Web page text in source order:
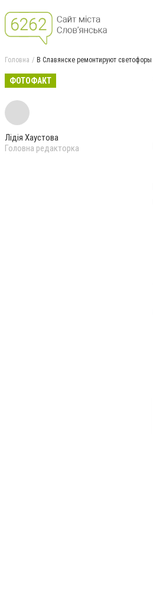
Головна В Славянске ремонтируют светофоры
ФОТОФАКТ
Лідія Хаустова
Головна редакторка